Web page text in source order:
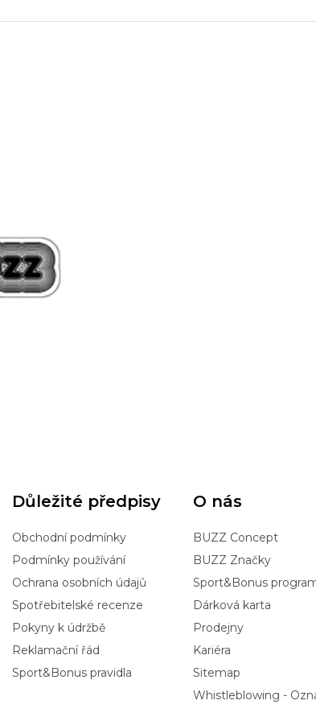
Důležité předpisy
Obchodní podmínky
Podmínky používání
Ochrana osobních údajů
Spotřebitelské recenze
Pokyny k údržbě
Reklamační řád
Sport&Bonus pravidla
O nás
BUZZ Concept
BUZZ Značky
Sport&Bonus
Dárková karta
Prodejny
Kariéra
Sitemap
Whistleblowing -